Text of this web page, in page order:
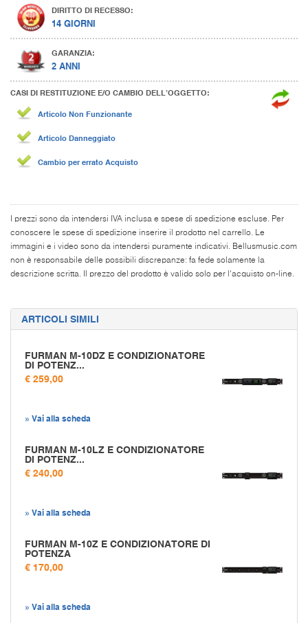
DIRITTO DI RECESSO:
14 GIORNI
GARANZIA:
2 ANNI
CASI DI RESTITUZIONE E/O CAMBIO DELL’OGGETTO:
Articolo Non Funzionante
Articolo Danneggiato
Cambio per errato Acquisto
I prezzi sono da intendersi IVA inclusa e spese di spedizione escluse. Per
conoscere le spese di spedizione inserire il prodotto nel carrello. Le
immagini e i video sono da intendersi puramente indicativi. Bellusmusic.com
non è responsabile delle possibili discrepanze: fa fede solamente la
descrizione scritta. Il prezzo del prodotto è valido solo per l'acquisto on-line.
ARTICOLI SIMILI
FURMAN M-10DZ E CONDIZIONATORE
DI POTENZ...
€ 259,00
» Vai alla scheda
FURMAN M-10LZ E CONDIZIONATORE
DI POTENZ...
€ 240,00
» Vai alla scheda
FURMAN M-10Z E CONDIZIONATORE DI
POTENZA
€ 170,00
» Vai alla scheda